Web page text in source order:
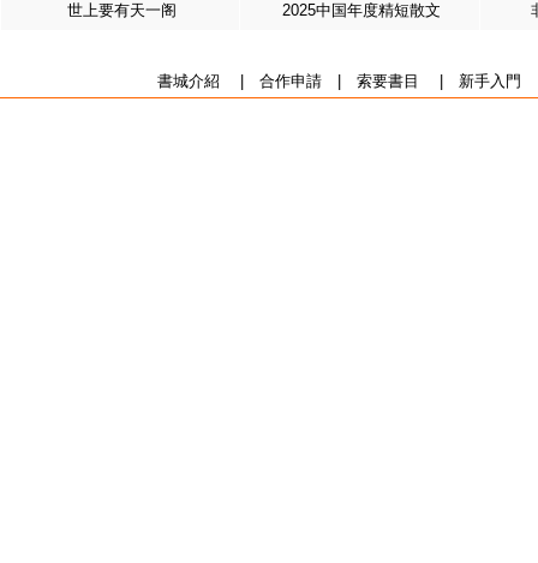
世上要有天一阁 2025中国年度精短散文
書城介紹 合作申請| 索要書目 新手入門